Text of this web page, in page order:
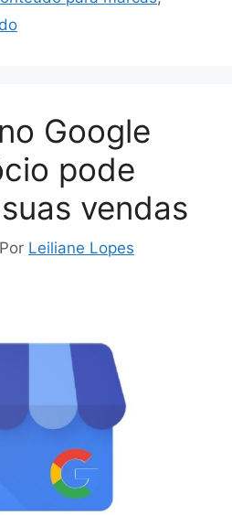
Google
pode
vendas
Por Leiliane Lopes